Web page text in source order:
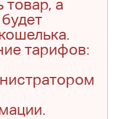
а
тарифов: